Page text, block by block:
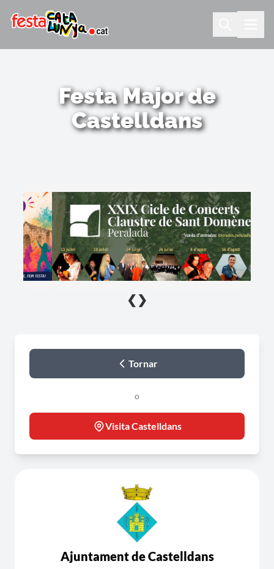
Festa Major de
Castelldans
❮ ❯
Tornar
o
Visita Castelldans
Ajuntament de Castelldans